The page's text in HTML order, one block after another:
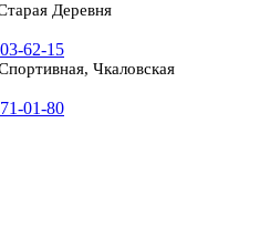
Деревня
62-15
Чкаловская
01-80